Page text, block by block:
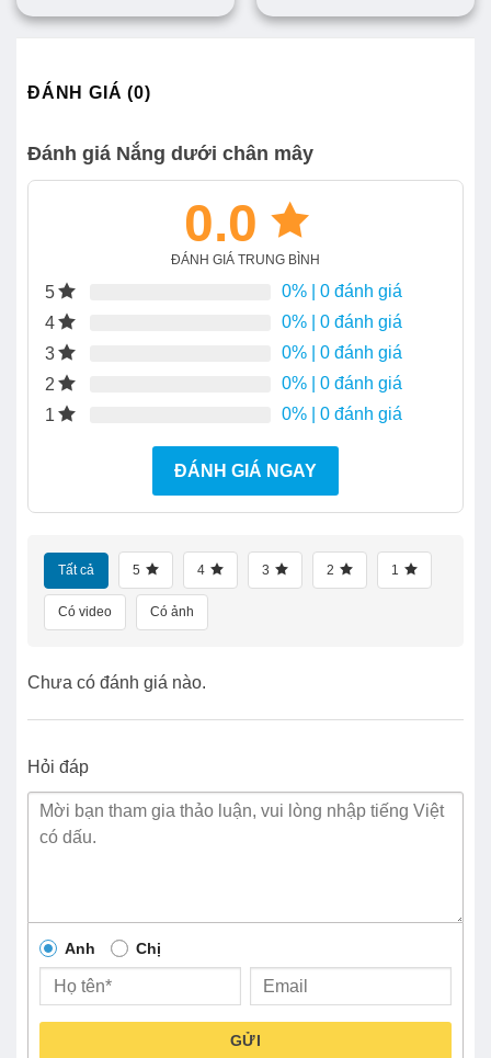
ĐÁNH GIÁ (0)
Đánh giá Nắng dưới chân mây
0.0
ĐÁNH GIÁ TRUNG BÌNH
5 0% | 0 đánh giá
4
0% | 0 đánh giá
3
0% | 0 đánh giá
2
0% | 0 đánh giá
1
0% | 0 đánh giá
ĐÁNH GIÁ NGAY
Tất cả 5 4 3 2 1
Có video Có ảnh
Chưa có đánh giá nào.
Hỏi đáp
Anh Chị
GỬI